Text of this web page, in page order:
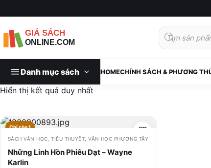
kiếm
sản
Danh mục sách HOMECHÍNH SÁCH & PHƯƠNG
Hiển thị kết quả duy nhất
Chỉ còn 1
SÁCH VĂN HỌC ,TIỂU THUYẾT ,VĂN HỌC PHƯƠNG TÂY
Những Linh Hồn Phiêu Dạt – Wayne
Karlin